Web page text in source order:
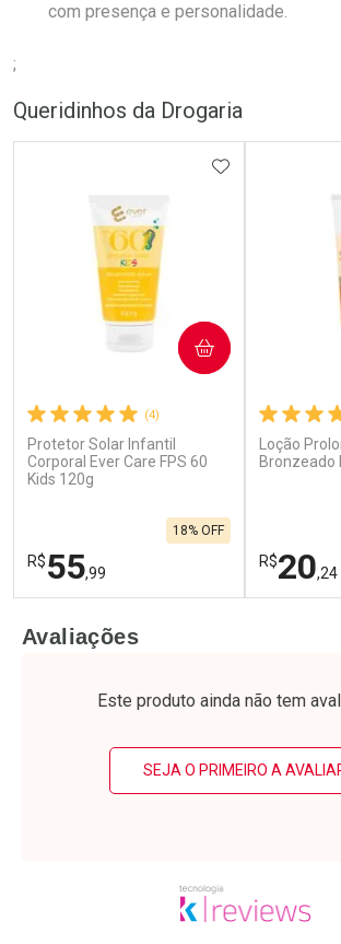
com presença e personalidade.
;
Queridinhos da Drogaria
(4)
Protetor Solar Infantil
Corporal Ever Care FPS 60
Kids 120g
R$55,99
18% OFF
ADICIONAR
COMPRAR
Laboratório
Por Menos
Loção
Bronzeado
R$20,24
Por
Avaliações
Este produto ainda não tem
SEJA O PRIMEIRO A